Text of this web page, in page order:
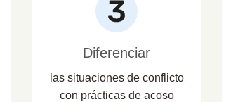
Diferenciar
las situaciones de conflicto
con prácticas de acoso